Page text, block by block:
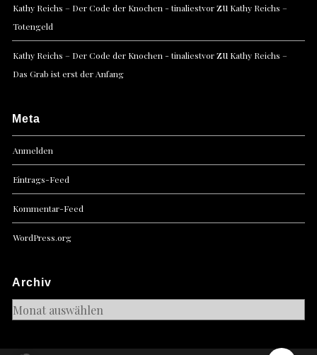
Kathy Reichs – Der Code der Knochen - tinaliestvorzu Kathy Reichs –
Totengeld
Kathy Reichs – Der Code der Knochen - tinaliestvorzu Kathy Reichs –
Das Grab ist erst der Anfang
Meta
Anmelden
Eintrags-Feed
Kommentar-Feed
WordPress.org
Archiv
Archiv